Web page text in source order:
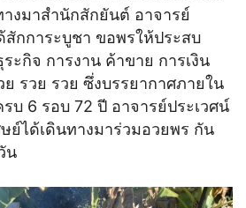
งมาสำนักสักยันต์ อาจารย์
สักการะบูชา ขอพรให้ประสบ
ะกิจ การงาน ค้าขาย การเงิน
ย รวย รวย ซึ่งบรรยากาศภายใน
บ 6 รอบ 72 ปี อาจารย์ประเวศน์
ย์ได้เดินทางมาร่วมอวยพร กัน
น